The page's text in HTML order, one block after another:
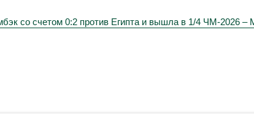
со счетом 0:2 против Египта и вышла в 1/4 ЧМ-2026 –